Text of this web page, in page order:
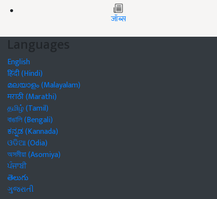
जॉब्स
Languages
English
हिंदी (Hindi)
മലയാളം (Malayalam)
मराठी (Marathi)
தமிழ் (Tamil)
বাঙালি (Bengali)
ಕನ್ನಡ (Kannada)
ଓଡିଆ (Odia)
অসমীয়া (Asomiya)
ਪੰਜਾਬੀ
తెలుగు
ગુજરાતી